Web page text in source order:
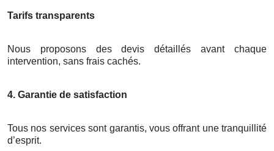
Tarifs transparents
Nous proposons des devis détaillés avant chaque
intervention, sans frais cachés.
4. Garantie de satisfaction
Tous nos services sont garantis, vous offrant une tranquillité
d’esprit.